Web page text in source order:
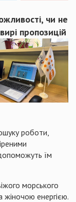
чи не
пропозицій
роботи,
їм
морського
енергією.